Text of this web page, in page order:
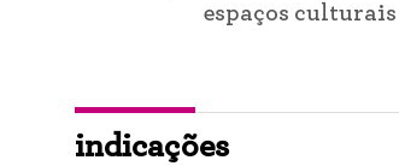
espaços culturais
indicações